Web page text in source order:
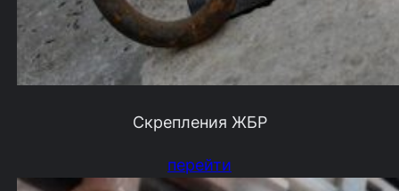
Скрепления ЖБР
перейти